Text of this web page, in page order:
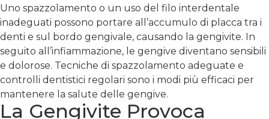
Uno spazzolamento o un uso del filo interdentale
inadeguati possono portare all’accumulo di placca tra i
denti e sul bordo gengivale, causando la gengivite. In
seguito all’infiammazione, le gengive diventano sensibili
e dolorose. Tecniche di spazzolamento adeguate e
controlli dentistici regolari sono i modi più efficaci per
mantenere la salute delle gengive.
La Gengivite Provoca